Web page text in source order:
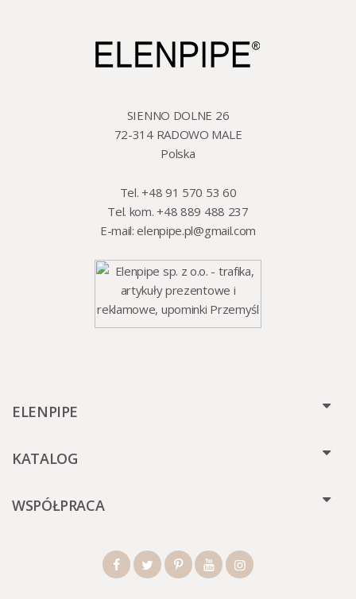
SIENNO DOLNE 26
72-314 RADOWO MALE
Polska
Tel. +48 91 570 53 60
Tel. kom. +48 889 488 237
E-mail:elenpipe.pl@gmail.com
ELENPIPE
KATALOG
WSPÓŁPRACA